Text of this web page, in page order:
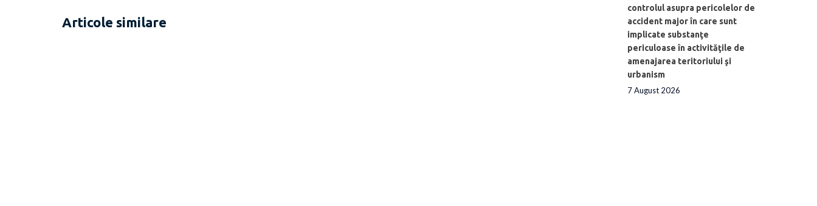
Articole similare
controlul asupra pericolelor de
accident major în care sunt
implicate substanţe
periculoase în activităţile de
amenajarea teritoriului şi
urbanism
7 August 2026